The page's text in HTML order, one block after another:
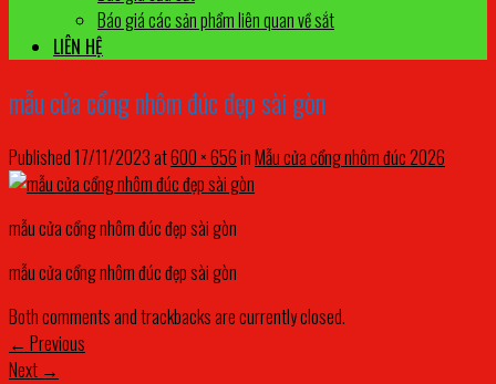
Báo giá các sản phẩm liên quan về sắt
LIÊN HỆ
mẫu cửa cổng nhôm đúc đẹp sài gòn
Published17/11/2023at600 × 656inMẫu cửa cổng nhôm đúc 2026
mẫu cửa cổng nhôm đúc đẹp sài gòn
mẫu cửa cổng nhôm đúc đẹp sài gòn
Both comments and trackbacks are currently closed.
← Previous
Next →